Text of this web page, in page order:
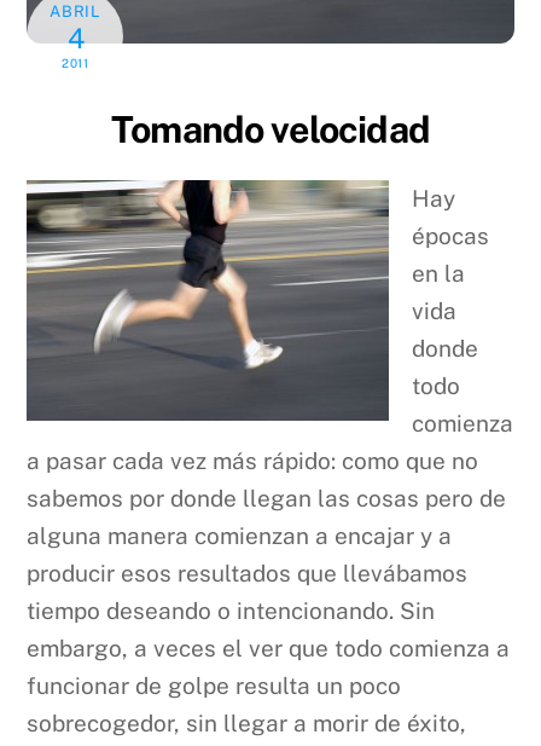
ABRIL
4
2011
Tomando velocidad
Hay
épocas
en la
vida
donde
todo
comienza
a pasar cada vez más rápido: como que no
sabemos por donde llegan las cosas pero de
alguna manera comienzan a encajar y a
producir esos resultados que llevábamos
tiempo deseando o intencionando. Sin
embargo, a veces el ver que todo comienza a
funcionar de golpe resulta un poco
sobrecogedor, sin llegar a morir de éxito,